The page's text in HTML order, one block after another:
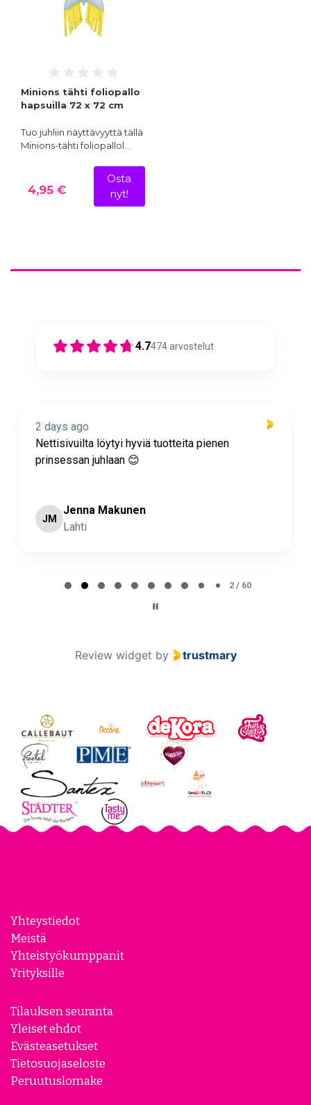
Minions tähti foliopallo
hapsuilla 72 x 72 cm
Tuo juhliin näyttävyyttä tällä
Minions-tähti foliopallol…
4,95 €
Osta
nyt!
4.7474arvostelut
2 days ago
Nettisivuilta löytyi hyviä tuotteita pienen
prinsessan juhlaan 😊
JM
Jenna Makunen
Lahti
2 / 60
Review widget by trustmary
Yhteystiedot
Meistä
Yhteistyökumppanit
Yrityksille
Tilauksen seuranta
Yleiset ehdot
Evästeasetukset
Tietosuojaseloste
Peruutuslomake